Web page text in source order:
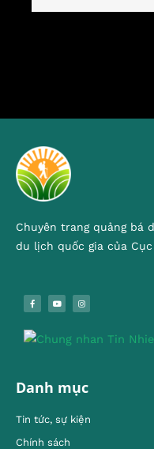
Chuyên trang quảng bá
du lịch quốc gia của
Danh mục
Tin tức, sự kiện
Chính sách